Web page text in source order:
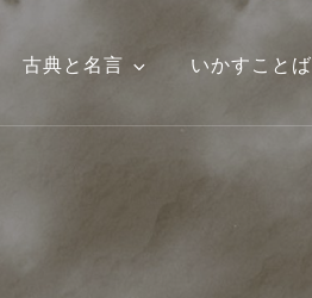
古典と名言 いかすことば